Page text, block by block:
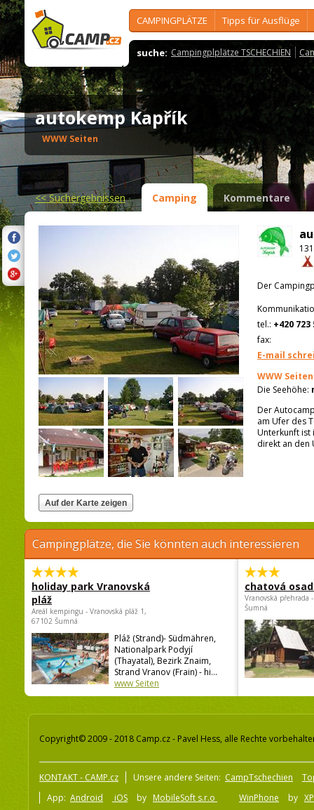
CAMPINGPLÄTZE Tipps für Ausflüge
suche: Campingplplätze TSCHECHIEN
autokemp Kapřík
WWW Seiten
<<Suchergebnissen Camping Kommentare
Der
tel.: +420 723
fax:
E-mail
WWW Seiten
Die Seehöhe:
Der
am Ufer des
Unterkunft ist
direkt an den
Campingplätze, die Sie könnten auch interessieren
holiday park Vranovská
pláž
Areál kempingu - Vranovská pláž 1,
67102 Šumná
Pláž (Strand)- Südmähren,
Nationalpark Podyjí
(Thayatal), Bezirk Znaim,
Strand Vranov (Frain) - hi...
www Seiten
chatová
Vranovská přehrada
Šumná
Copyright© 2009 - 2018 Camp.cz - Pavel Hess, alle Rechte
KONTAKT - CAMP.cz Unsere andere Seiten: CampTschechien
App: Android iOS by MobileSoft s.r.o WinPhone by